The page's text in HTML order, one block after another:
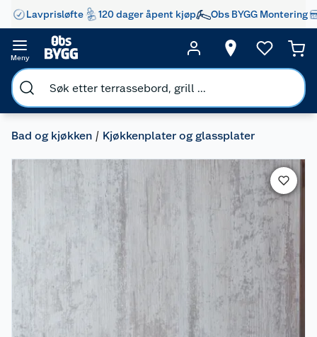
Lavprisløfte 120 dager åpent kjøp Obs BYGG Montering
Meny
Bad og kjøkken Kjøkkenplater og glassplater